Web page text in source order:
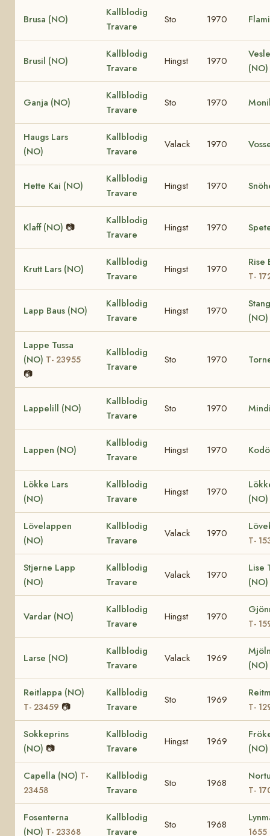
Brusa (NO)
Kallblodig
Travare
Sto 1970
Brusil (NO)
Kallblodig
Travare
Hingst 1970
(NO)
Ganja (NO)
Kallblodig
Travare
Sto 1970
Haugs Lars
(NO)
Kallblodig
Travare
Valack 1970
Hette Kai (NO)
Kallblodig
Travare
Hingst 1970
Klaff (NO) 📷
Kallblodig
Travare
Hingst 1970
Krutt Lars (NO)
Kallblodig
Travare
Hingst 1970
Rise
T-
Lapp Baus (NO)
Kallblodig
Travare
Hingst 1970
(NO)
Lappe Tussa
(NO) T- 23955
📷
Kallblodig
Travare
Sto 1970
Lappelill (NO)
Kallblodig
Travare
Sto 1970
Lappen (NO)
Kallblodig
Travare
Hingst 1970
Lökke Lars
(NO)
Kallblodig
Travare
Hingst 1970
(NO)
Lövelappen
(NO)
Kallblodig
Travare
Valack 1970
T-
Stjerne Lapp
(NO)
Kallblodig
Travare
Valack 1970
Lise
(NO)
Vardar (NO)
Kallblodig
Travare
Hingst 1970
T-
Larse (NO)
Kallblodig
Travare
Valack 1969
(NO)
Reitlappa (NO)
T- 23459 📷
Kallblodig
Travare
Sto 1969
T-
Sokkeprins
(NO) 📷
Kallblodig
Travare
Hingst 1969
(NO)
Capella (NO) T-
23458
Kallblodig
Travare
Sto 1968
T-
Fosenterna
(NO) T- 23368
Kallblodig
Travare
Sto 1968
1655